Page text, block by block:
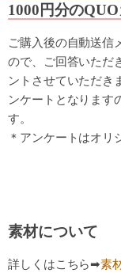
1000円分の
ご購入後の自動送信
ので、ご回答いただ
ントさせていただき
ンケートとなります
す。
＊アンケートはオリ
素材について
詳しくはこちら➡素